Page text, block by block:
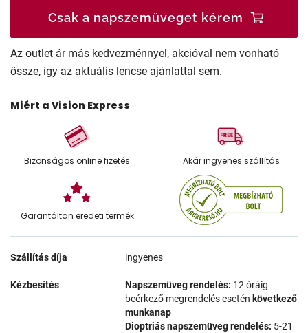
Csak a napszemüveget kérem
Az outlet ár más kedvezménnyel, akcióval nem vonható
össze, így az aktuális lencse ajánlattal sem.
Miért a Vision Express
Bizonságos online fizetés Akár ingyenes szállítás
Garantáltan eredeti termék
Szállítás díja ingyenes
Kézbesítés Napszemüveg rendelés: 12 óráig
beérkező megrendelés esetén következő
munkanap
Dioptriás napszemüveg rendelés: 5-21